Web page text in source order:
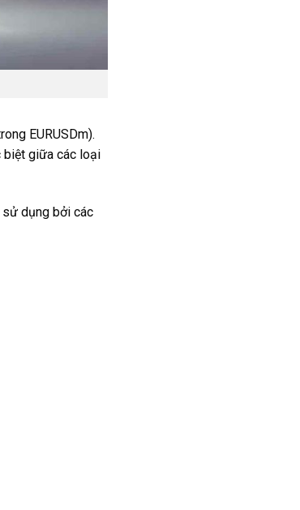
EURUSDm).
biệt giữa các loại
dụng bởi các